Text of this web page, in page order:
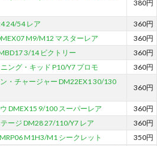
380円
24/54 レア
360円
M9/M12 マスターレア
360円
3/14 ビクトリー
360円
ング・キッド P10/Y7 プロモ 360円
ン・チャージャー DM22EX1 30/130
360円
DMEX15 9/100 スーパーレア
360円
ージ DM28 27/110/Y7 レア
360円
M1H3/M1 シークレット 350円